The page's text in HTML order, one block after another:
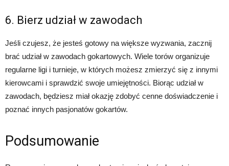
6. Bierz udział w zawodach
Jeśli czujesz, że jesteś gotowy na większe wyzwania, zacznij
brać udział w zawodach gokartowych. Wiele torów organizuje
regularne ligi i turnieje, w których możesz zmierzyć się z innymi
kierowcami i sprawdzić swoje umiejętności. Biorąc udział w
zawodach, będziesz miał okazję zdobyć cenne doświadczenie i
poznać innych pasjonatów gokartów.
Podsumowanie